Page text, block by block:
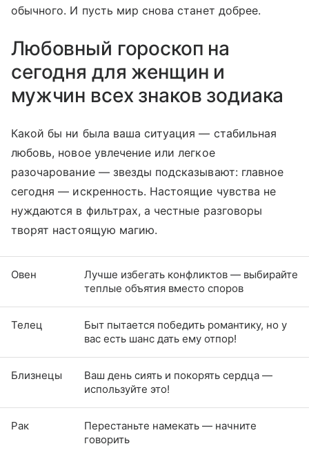
обычного. И пусть мир снова станет добрее.
Любовный гороскоп на
сегодня для женщин и
мужчин всех знаков зодиака
Какой бы ни была ваша ситуация — стабильная
любовь, новое увлечение или легкое
разочарование — звезды подсказывают: главное
сегодня — искренность. Настоящие чувства не
нуждаются в фильтрах, а честные разговоры
творят настоящую магию.
Овен
Лучше избегать конфликтов — выбирайте
теплые объятия вместо споров
Телец
Быт пытается победить романтику, но у
вас есть шанс дать ему отпор!
Близнецы
Ваш день сиять и покорять сердца —
используйте это!
Рак
Перестаньте намекать — начните
говорить